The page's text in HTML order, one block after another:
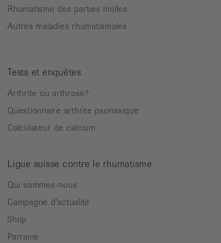
Rhumatisme des parties molles
Autres maladies rhumatismales
Tests et enquêtes
Arthrite ou arthrose?
Questionnaire arthrite psoriasique
Calculateur de calcium
Ligue suisse contre le rhumatisme
Qui sommes-nous
Campagne d'actualité
Shop
Parrains